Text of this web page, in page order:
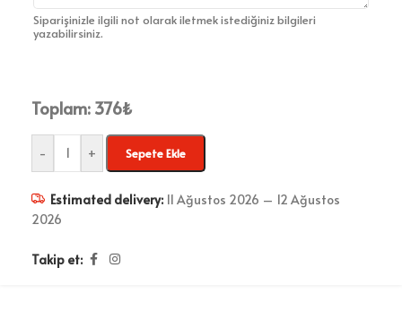
Siparişinizle ilgili not olarak iletmek istediğiniz bilgileri
yazabilirsiniz.
Toplam: 376₺
- + Sepete Ekle
Estimated delivery: 11 Ağustos 2026 – 12 Ağustos
2026
Takip et: